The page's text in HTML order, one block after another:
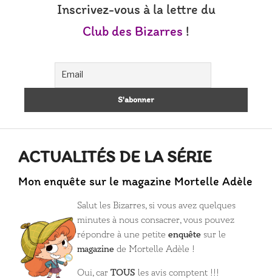
Inscrivez-vous à la lettre du
Club des Bizarres !
ACTUALITÉS DE LA SÉRIE
Mon enquête sur le magazine Mortelle Adèle
Salut les Bizarres, si vous avez quelques
minutes à nous consacrer, vous pouvez
répondre à une petite enquête sur le
magazine de Mortelle Adèle !
Oui, car TOUS les avis comptent !!!